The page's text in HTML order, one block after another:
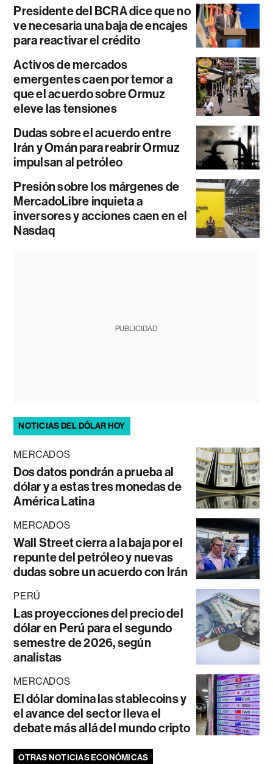
Presidente del BCRA dice que no
ve necesaria una baja de encajes
para reactivar el crédito
Activos de mercados
emergentes caen por temor a
que el acuerdo sobre Ormuz
eleve las tensiones
Dudas sobre el acuerdo entre
Irán y Omán para reabrir Ormuz
impulsan al petróleo
Presión sobre los márgenes de
MercadoLibre inquieta a
inversores y acciones caen en el
Nasdaq
PUBLICIDAD
NOTICIAS DEL DÓLAR HOY
MERCADOS
Dos datos pondrán a prueba al
dólar y a estas tres monedas de
América Latina
MERCADOS
Wall Street cierra a la baja por el
repunte del petróleo y nuevas
dudas sobre un acuerdo con Irán
PERÚ
Las proyecciones del precio del
dólar en Perú para el segundo
semestre de 2026, según
analistas
MERCADOS
El dólar domina las stablecoins y
el avance del sector lleva el
debate más allá del mundo cripto
OTRAS NOTICIAS ECONÓMICAS